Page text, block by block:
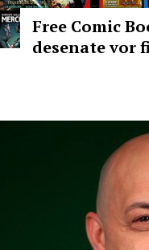
Free Comic
desenate vor